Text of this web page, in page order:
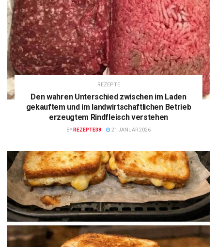
REZEPTE
Den wahren Unterschied zwischen im Laden
gekauftem und im landwirtschaftlichen Betrieb
erzeugtem Rindfleisch verstehen
BY REZEPTE38 21 JANUAR 2026